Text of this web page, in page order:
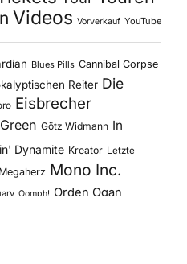
Videos Vorverkauf YouTube
Blues Pills Cannibal Corpse
Reiter Die
Eisbrecher
Götz Widmann In
Dynamite Kreator Letzte
Megaherz Mono Inc.
Oomph! Orden Ogan